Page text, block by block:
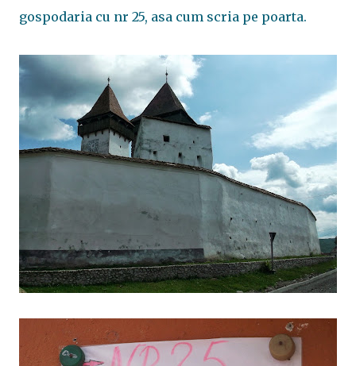
gospodaria cu nr 25, asa cum scria pe poarta.